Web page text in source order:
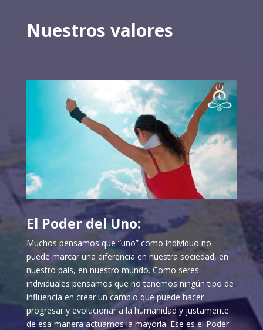
Nuestros valores
El Poder del Uno:
Muchos pensamos que “uno” como individuo no
puede marcar una diferencia en nuestra sociedad, en
nuestro país, en nuestro mundo. Como seres
individuales pensamos que no tenemos ningún tipo de
influencia en crear un cambio que puede hacer
progresar y evolucionar a la humanidad y justamente
de esa manera actuamos la mayoría. Ese es el Poder